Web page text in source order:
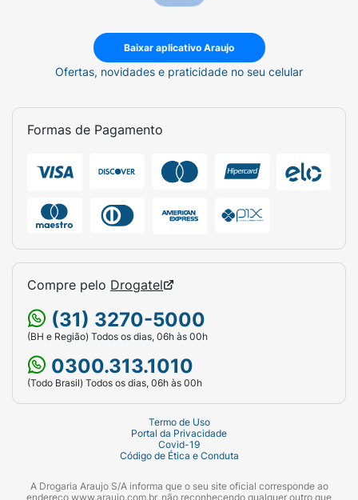
Baixar aplicativo Araujo
Ofertas, novidades e praticidade no seu celular
Formas de Pagamento
Compre pelo Drogatel
(31) 3270-5000
(BH e Região) Todos os dias, 06h às 00h
0300.313.1010
(Todo Brasil) Todos os dias, 06h às 00h
Termo de Uso
Portal da Privacidade
Covid-19
Código de Ética e Conduta
A Drogaria Araujo S/A informa que o seu site oficial corresponde ao
endereço www.araujo.com.br, não reconhecendo qualquer outro que